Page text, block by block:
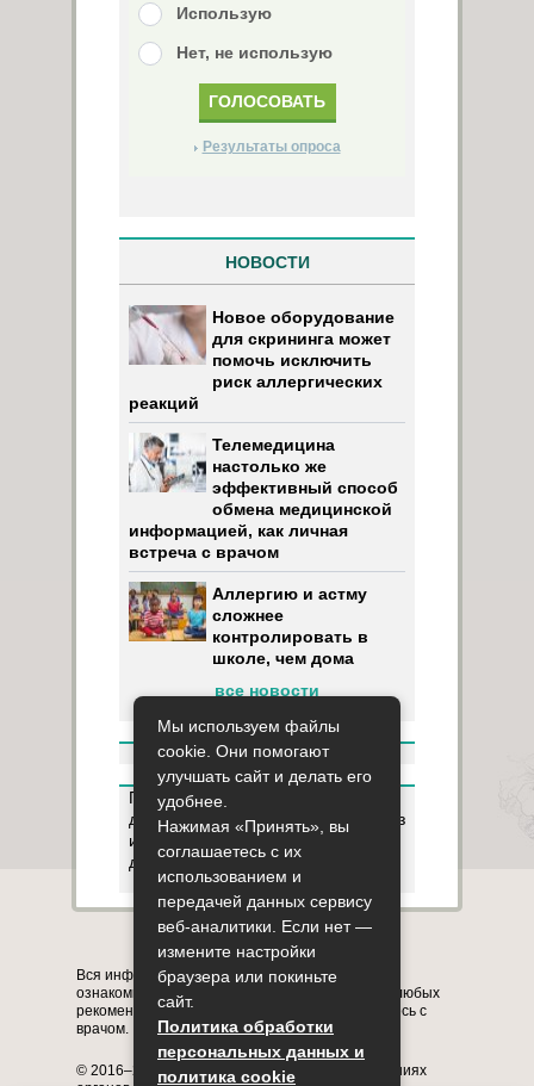
Использую
Нет, не использую
Результаты опроса
НОВОСТИ
Новое оборудование
для скрининга может
помочь исключить
риск аллергических
реакций
Телемедицина
настолько же
эффективный способ
обмена медицинской
информацией, как личная
встреча с врачом
Аллергию и астму
сложнее
контролировать в
школе, чем дома
все новости
Пользуясь данным ресурсом вы
даёте разрешение на сбор, анализ
и хранение своих персональных
данных согласно Правилам
Карта сайта О сайте Контакты
Вся информация на сайте представлена в
ознакомительных целях. Перед применением любых
рекомендаций обязательно проконсультируйтесь с
врачом.
© 2016–2026, медицинский портал о заболеваниях
Мы используем файлы
cookie. Они помогают
улучшать сайт и делать его
удобнее.
Нажимая «Принять», вы
соглашаетесь с их
использованием и
передачей данных сервису
веб-аналитики. Если нет —
измените настройки
браузера или покиньте
сайт.
Политика обработки
персональных данных и
политика cookie